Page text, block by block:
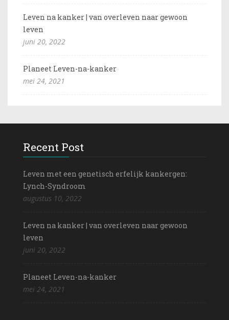
Leven na kanker | van overleven naar gewoon
leven
juni 20, 2022
Planeet Leven-na-kanker
mei 24, 2021
Recent Post
Leven met een genetisch erfelijk kankergen:
Lynch-Syndroom
augustus 10, 2022
Leven na kanker | van overleven naar gewoon
leven
juni 20, 2022
Planeet Leven-na-kanker
mei 24, 2021